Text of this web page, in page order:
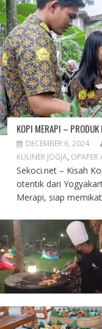
KOPI MERAPI –
DECEMBER 6, 2024
KULINER JOGJA, OPAPER
Sekoci.net – Kisah
otentik dari
Merapi, siap